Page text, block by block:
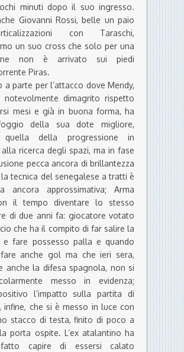
minuti dopo il suo ingresso.
Giovanni Rossi, belle un paio
con Taraschi,
un suo cross che solo per una
non è arrivato sui piedi
Piras.
a parte per l’attacco dove Mendy,
notevolmente dimagrito rispetto
mesi e già in buona forma, ha
della sua dote migliore,
quella della progressione in
ricerca degli spazi, ma in fase
pecca ancora di brillantezza
la tecnica del senegalese a tratti è
ancora approssimativa; Arma
il tempo diventare lo stesso
di due anni fa: giocatore votato
che ha il compito di far salire la
e fare possesso palla e quando
anche gol ma che ieri sera,
anche la difesa spagnola, non si
messo in evidenza;
l’impatto sulla partita di
infine, che si è messo in luce con
stacco di testa, finito di poco a
porta ospite. L’ex atalantino ha
capire di essersi calato